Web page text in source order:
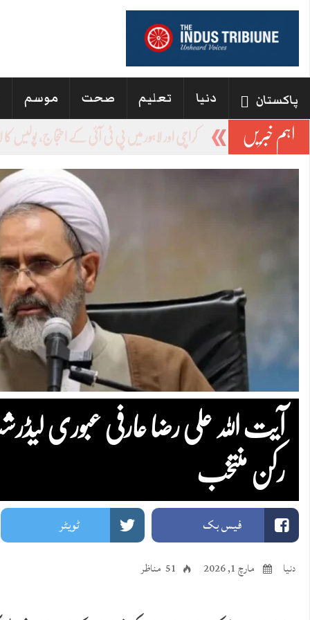
پاکستان دنیا تعلیم صحت موسم
اہم خبریں سند_
آیت اللہ علی رضا عارفی عبوری
رکن منتخب
فیس بک ٹویٹر
دنیا مارچ 1, 2026 51 مناظر